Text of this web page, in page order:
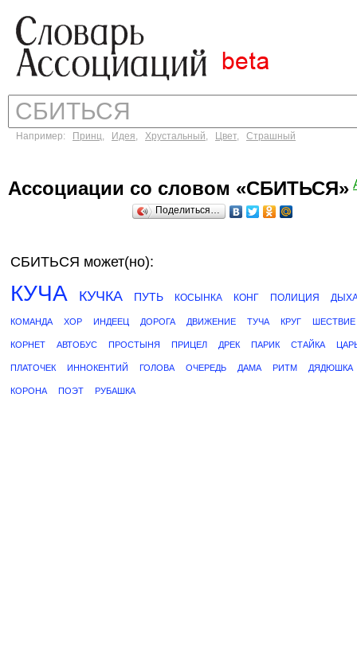
Например: Принц, Идея, Хрустальный, Цвет, Страшный
Ассоциации со словом «СБИТЬСЯ»
Поделиться…
СБИТЬСЯ может(но):
КУЧА КУЧКА ПУТЬ КОСЫНКА КОНГ ПОЛИЦИЯ
КОМАНДА ХОР ИНДЕЕЦ ДОРОГА ДВИЖЕНИЕ ТУЧА КРУГ ШЕСТВИЕ
КОРНЕТ АВТОБУС ПРОСТЫНЯ ПРИЦЕЛ ДРЕК ПАРИК СТАЙКА
ПЛАТОЧЕК ИННОКЕНТИЙ ГОЛОВА ОЧЕРЕДЬ ДАМА РИТМ ДЯДЮШКА
КОРОНА ПОЭТ РУБАШКА